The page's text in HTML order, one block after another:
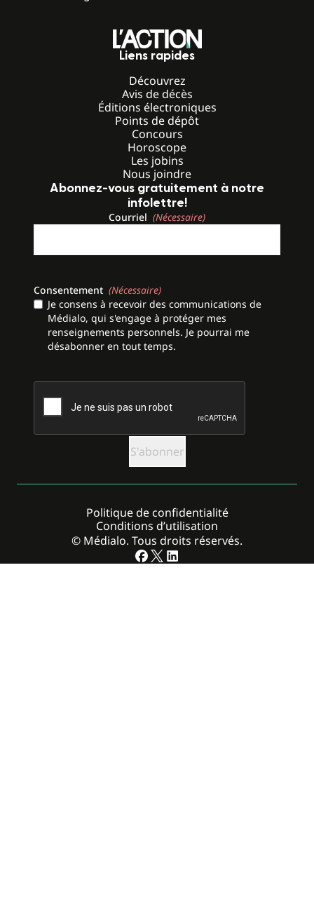
Liens rapides
Découvrez
Avis de décès
Éditions électroniques
Points de dépôt
Concours
Horoscope
Les jobins
Nous joindre
Abonnez-vous gratuitement à notre
infolettre!
Courriel (Nécessaire)
Consentement (Nécessaire)
Je consens à recevoir des communications de
Médialo, qui s'engage à protéger mes
renseignements personnels. Je pourrai me
désabonner en tout temps.
© Médialo. Tous droits réservés.
Politique de confidentialité
Conditions d’utilisation